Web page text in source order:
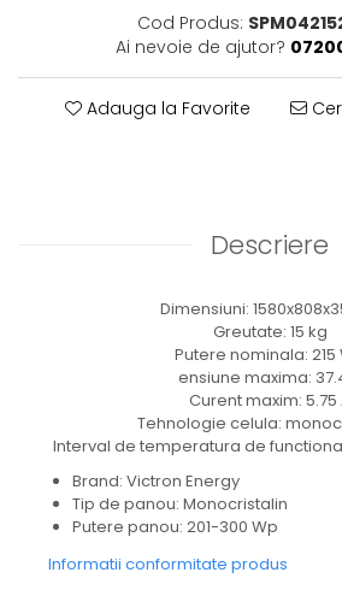
Cod Produs:
Ai nevoie de ajutor?
Adauga la Favorite
Descriere
Dimensiuni:
Greutate: 15 kg
Putere nominala: 215
ensiune maxima:
Curent maxim: 5.75
Tehnologie celula:
Interval de temperatura de
Brand: Victron Energy
Tip de panou: Monocristalin
Putere panou: 201-300 Wp
Informatii conformitate produs